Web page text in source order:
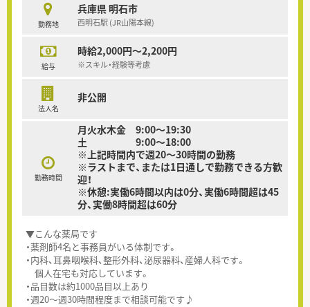
勤務地
兵庫県 明石市
西明石駅 (JR山陽本線)
給与
時給2,000円～2,200円
※スキル・経験等考慮
法人名
非公開
勤務時間
月火水木金 9:00〜19:30
土 9:00〜18:00
※上記時間内で週20～30時間の勤務
※ラストまで、または1日通しで勤務できる方歓
迎！
※休憩:実働6時間以内は0分、実働6時間超は45
分、実働8時間超は60分
▼こんな薬局です
・薬剤師4名と事務員がいる体制です。
・内科、耳鼻咽喉科、整形外科、泌尿器科、産婦人科です。
個人在宅も対応しています。
・品目数は約1000品目以上あり
・週20～週30時間程度まで相談可能です♪